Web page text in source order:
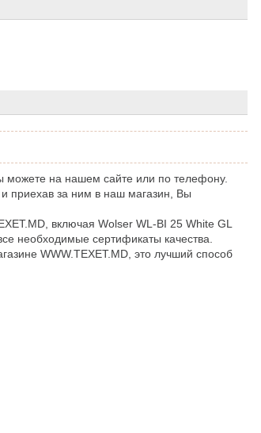
можете на нашем сайте или по телефону.
приехав за ним в наш магазин, Вы
включая Wolser WL-BI 25 White GL
необходимые сертификаты качества.
WWW.TEXET.MD, это лучший способ